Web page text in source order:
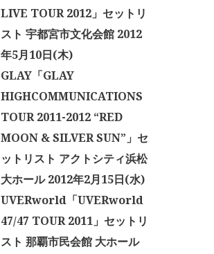
LIVE TOUR 2012」セットリ
スト 宇都宮市文化会館 2012
年5月10日(木)
GLAY「GLAY
HIGHCOMMUNICATIONS
TOUR 2011-2012 “RED
MOON & SILVER SUN”」セ
ットリスト アクトシティ浜松
大ホール 2012年2月15日(水)
UVERworld「UVERworld
47/47 TOUR 2011」セットリ
スト 那覇市民会館 大ホール